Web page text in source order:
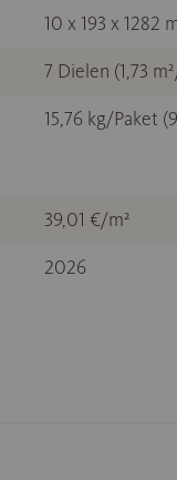
10 x 193 x 1282
7 Dielen (1,73
15,76 kg/Paket
39,01 €/m²
2026